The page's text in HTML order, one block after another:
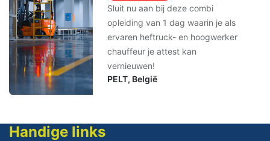
Sluit nu aan bij deze combi
opleiding van 1 dag waarin je als
ervaren heftruck- en hoogwerker
chauffeur je attest kan
vernieuwen!
PELT, België
Handige links